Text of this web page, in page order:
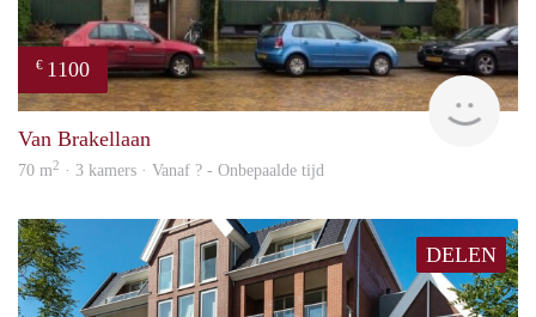
€ 1100
Van Brakellaan
70 m2 · 3 kamers · Vanaf ? - Onbepaalde tijd
DELEN